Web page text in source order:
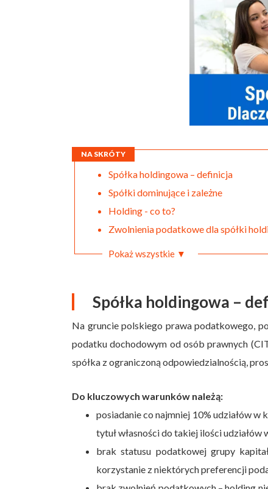
NA SKRÓTY
Spółka holdingowa – definicja
Spółki dominujące i zależne
Holding - co to?
Zwolnienia podatkowe dla spółki
Pokaż wszystkie ▼
Spółka holdingowa –
Na gruncie polskiego prawa podatkowego,
podatku dochodowym od osób prawnych
spółka z ograniczoną odpowiedzialnością,
Do kluczowych warunków należą:
posiadanie co najmniej 10% udziałów w
tytuł własności do takiej ilości udziałów
brak statusu podatkowej grupy
korzystanie z niektórych preferencji